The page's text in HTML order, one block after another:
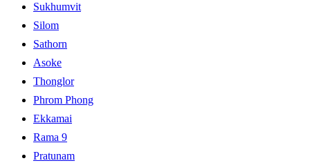
Sukhumvit
Silom
Sathorn
Asoke
Thonglor
Phrom Phong
Ekkamai
Rama 9
Pratunam